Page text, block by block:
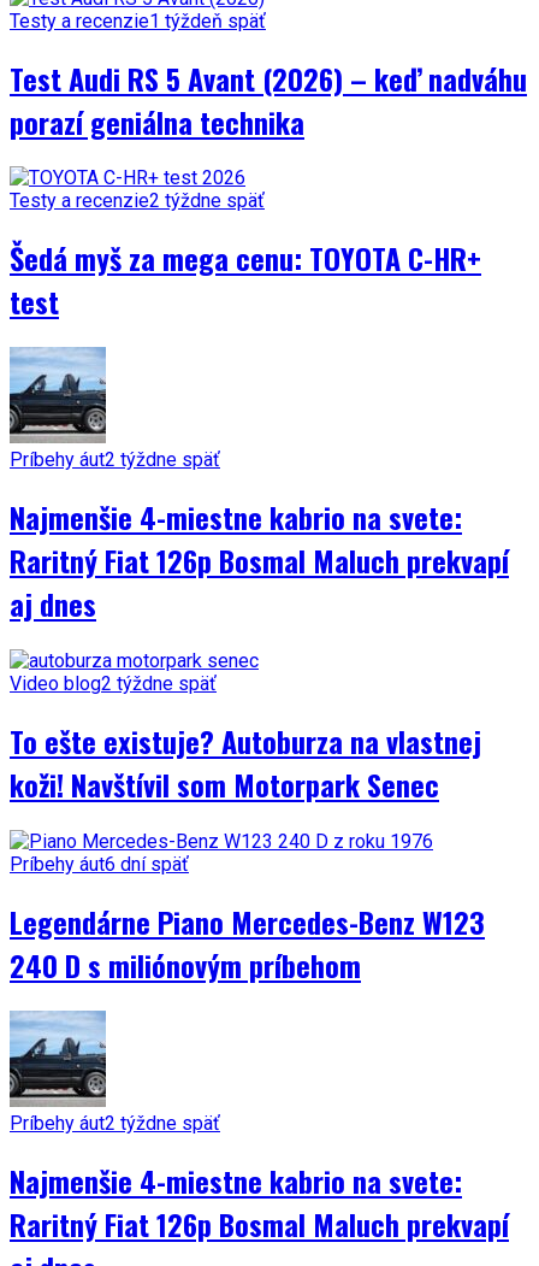
Testy a recenzie1 týždeň späť
Test Audi RS 5 Avant (2026) – keď nadváhu
porazí geniálna technika
Testy a recenzie2 týždne späť
Šedá myš za mega cenu: TOYOTA C-HR+
test
Príbehy áut2 týždne späť
Najmenšie 4-miestne kabrio na svete:
Raritný Fiat 126p Bosmal Maluch prekvapí
aj dnes
Video blog2 týždne späť
To ešte existuje? Autoburza na vlastnej
koži! Navštívil som Motorpark Senec
Príbehy áut6 dní späť
Legendárne Piano Mercedes-Benz W123
240 D s miliónovým príbehom
Príbehy áut2 týždne späť
Najmenšie 4-miestne kabrio na svete:
Raritný Fiat 126p Bosmal Maluch prekvapí